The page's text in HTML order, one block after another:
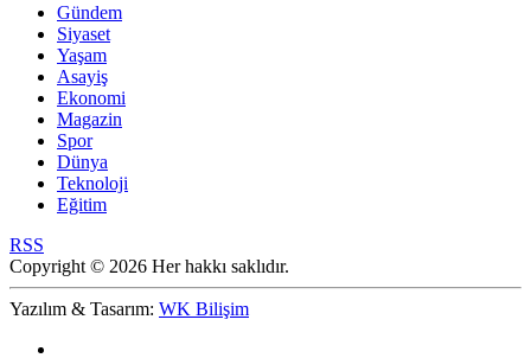
Gündem
Siyaset
Yaşam
Asayiş
Ekonomi
Magazin
Spor
Dünya
Teknoloji
Eğitim
RSS
Copyright © 2026 Her hakkı saklıdır.
Yazılım & Tasarım: WK Bilişim